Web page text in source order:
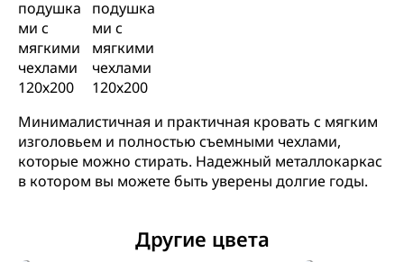
Минималистичная и практичная кровать с мягким
изголовьем и полностью съемными чехлами,
которые можно стирать. Надежный металлокаркас
в котором вы можете быть уверены долгие годы.
Другие цвета